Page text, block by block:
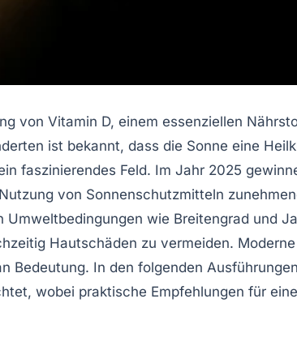
von Vitamin D, einem essenziellen
ist bekannt, dass die Sonne eine
faszinierendes Feld. Im Jahr 2025
von Sonnenschutzmitteln
wie Breitengrad und
Hautschäden zu vermeiden.
Bedeutung. In den folgenden
wobei praktische Empfehlungen für